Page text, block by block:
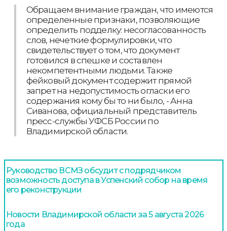
Обращаем внимание граждан, что имеются
определенные признаки, позволяющие
определить подделку: несогласованность
слов, нечеткие формулировки, что
свидетельствует о том, что документ
готовился в спешке и составлен
некомпетентными людьми. Также
фейковый документ содержит прямой
запрет на недопустимость огласки его
содержания кому бы то ни было, - Анна
Сиванова, официальный представитель
пресс-службы УФСБ России по
Владимирской области.
Руководство ВСМЗ обсудит с подрядчиком
возможность доступа в Успенский собор на время
его реконструкции
Новости Владимирской области за 5 августа 2026
года